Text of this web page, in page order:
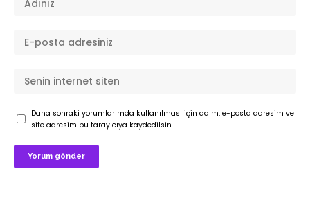
Daha sonraki yorumlarımda kullanılması için adım, e-posta adresim ve
site adresim bu tarayıcıya kaydedilsin.